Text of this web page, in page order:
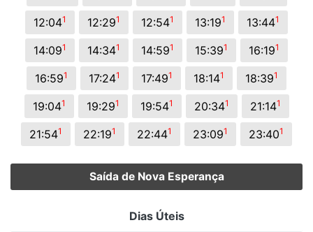
12:041 12:291 12:541 13:191 13:441
14:091 14:341 14:591 15:391 16:191
16:591 17:241 17:491 18:141 18:391
19:041 19:291 19:541 20:341 21:141
21:541 22:191 22:441 23:091 23:401
Saída de Nova Esperança
Dias Úteis